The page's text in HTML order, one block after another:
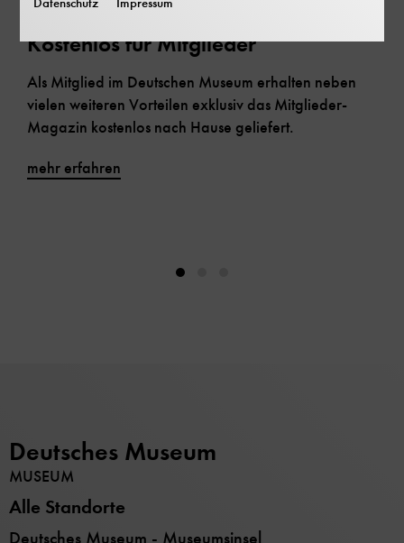
Kostenlos für Mitglieder
Als Mitglied im Deutschen Museum erhalten neben
vielen weiteren Vorteilen exklusiv das Mitglieder-
Magazin kostenlos nach Hause geliefert.
mehr erfahren
Deutsches Museum
MUSEUM
Alle Standorte
Deutsches Museum - Museumsinsel